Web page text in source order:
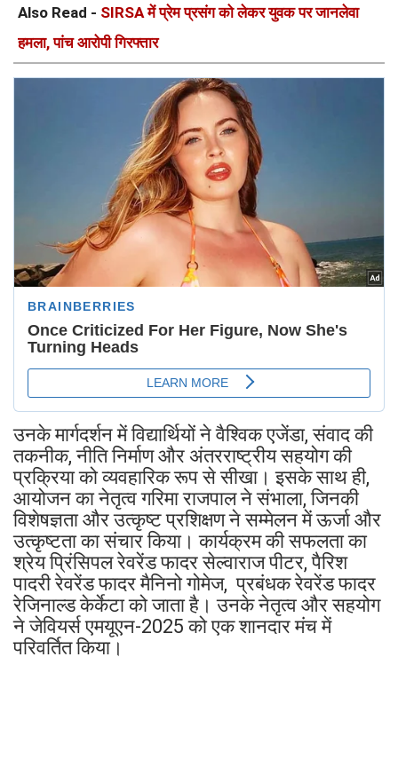
Also Read - SIRSA में प्रेम प्रसंग को लेकर युवक पर जानलेवा
हमला, पांच आरोपी गिरफ्तार
उनके मार्गदर्शन में विद्यार्थियों ने वैश्विक एजेंडा, संवाद की
तकनीक, नीति निर्माण और अंतरराष्ट्रीय सहयोग की
प्रक्रिया को व्यवहारिक रूप से सीखा। इसके साथ ही,
आयोजन का नेतृत्व गरिमा राजपाल ने संभाला, जिनकी
विशेषज्ञता और उत्कृष्ट प्रशिक्षण ने सम्मेलन में ऊर्जा और
उत्कृष्टता का संचार किया। कार्यक्रम की सफलता का
श्रेय प्रिंसिपल रेवरेंड फादर सेल्वाराज पीटर, पैरिश
पादरी रेवरेंड फादर मैनिनो गोमेज, प्रबंधक रेवरेंड फादर
रेजिनाल्ड केर्केटा को जाता है। उनके नेतृत्व और सहयोग
ने जेवियर्स एमयूएन-2025 को एक शानदार मंच में
परिवर्तित किया।